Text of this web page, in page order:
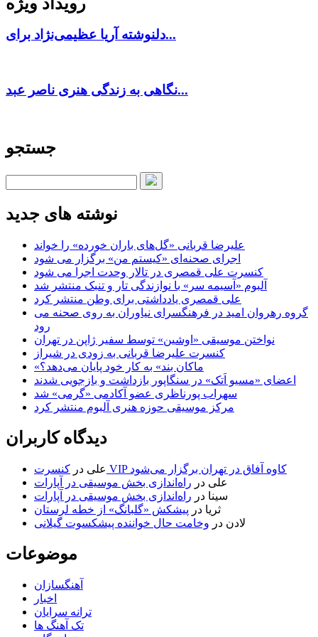
دلنوشته آریا عظیمی‌نژاد برای...
نگاهی به زندگی هنری ناصر عبد...
جستجو
نوشته های جدید
علیرضا قربانی «گل‌های باران خورده» را خواند
اجرای صحنه‌ای «کیستم من» برگزار می شود
کنسرت علی قمصری در تالار وحدت اجرا می شود
آلبوم «آسیمه سر» با نوازندگی تار و تنبک منتشر شد
علی قمصری یادداشتی برای وطن منتشر کرد
گروه رهروان امید در فرهنگسرای نیاوران به روی صحنه می
رود
نواختن موسیقی «اوشین» توسط سفیر ژاپن در تهران
کنسرت علیرضا قربانی به زودی در شیراز
«ماکان بند» به کار خود پایان می‌دهد؟
اعضای «مسیو اَتک» در سنگاپور بازداشت و بازجویی شدند
سهراب پورناظری عضو آکادمی «گرمی» شد
مرکز موسیقی حوزه هنری آلبوم منتشر کرد
دیدگاه کاربران
علی در
کنسرت VIP کاوه آفاق در تهران برگزار می‌شود
علی در راه‌اندازی بخش موسیقی در آپارات
سینا در راه‌اندازی بخش موسیقی در آپارات
ثریا در پیشکش «گلبانگ» از خطه لرستان
لادن در وخامت حال خواننده پیشکسوت گیلانی
موضوعات
آهنگسازان
اخبار
ترانه سرایان
تک آهنگ ها